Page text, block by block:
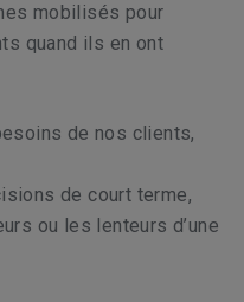
mobilisés pour
quand ils en ont
de nos clients,
de court terme,
ou les lenteurs d’une